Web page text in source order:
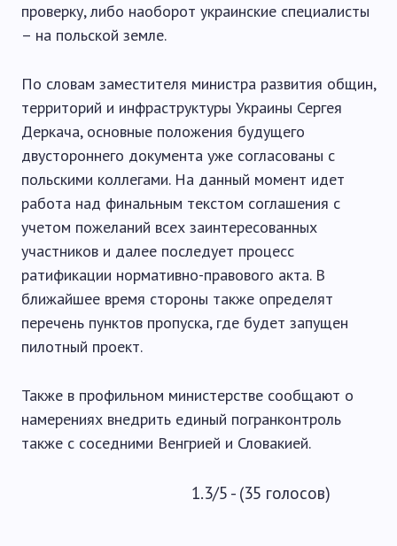
проверку, либо наоборот украинские специалисты
– на польской земле.
По словам заместителя министра развития общин,
территорий и инфраструктуры Украины Сергея
Деркача, основные положения будущего
двустороннего документа уже согласованы с
польскими коллегами. На данный момент идет
работа над финальным текстом соглашения с
учетом пожеланий всех заинтересованных
участников и далее последует процесс
ратификации нормативно-правового акта. В
ближайшее время стороны также определят
перечень пунктов пропуска, где будет запущен
пилотный проект.
Также в профильном министерстве сообщают о
намерениях внедрить единый погранконтроль
также с соседними Венгрией и Словакией.
1.3/5 - (35 голосов)